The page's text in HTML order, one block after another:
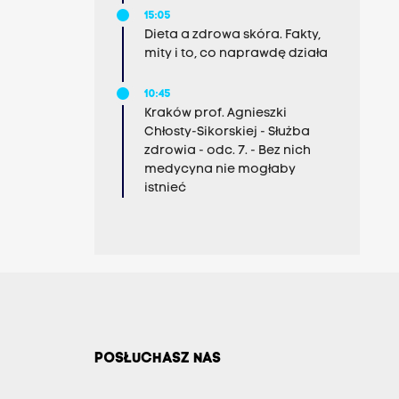
15:05
Dieta a zdrowa skóra. Fakty,
mity i to, co naprawdę działa
10:45
Kraków prof. Agnieszki
Chłosty-Sikorskiej - Służba
zdrowia - odc. 7. - Bez nich
medycyna nie mogłaby
istnieć
POSŁUCHASZ NAS